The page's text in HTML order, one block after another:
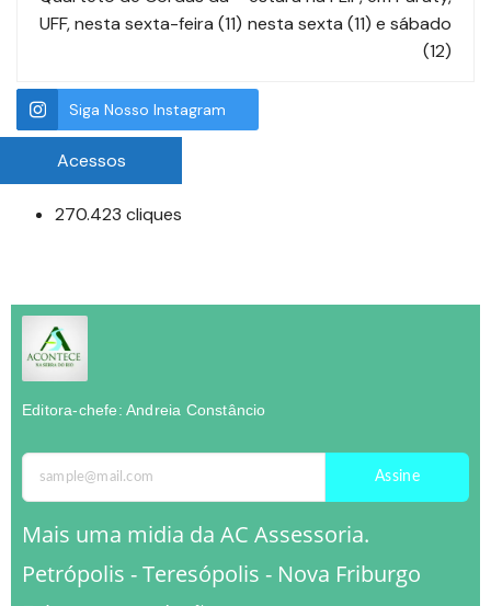
UFF, nesta sexta-feira (11) nesta sexta (11) e sábado
(12)
Siga Nosso Instagram
Acessos
270.423 cliques
Editora-chefe: Andreia Constâncio
Assine
Mais uma midia da AC Assessoria.
Petrópolis - Teresópolis - Nova Friburgo